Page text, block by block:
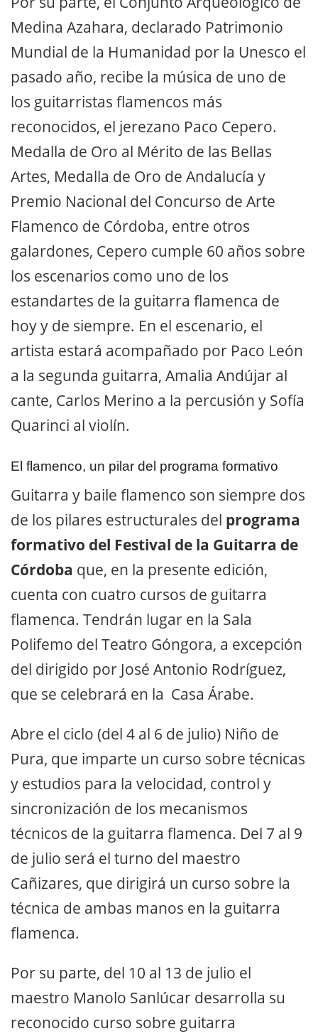
Medina Azahara, declarado Patrimonio
Mundial de la Humanidad por la Unesco el
pasado año, recibe la música de uno de
los guitarristas flamencos más
reconocidos, el jerezano Paco Cepero.
Medalla de Oro al Mérito de las Bellas
Artes, Medalla de Oro de Andalucía y
Premio Nacional del Concurso de Arte
Flamenco de Córdoba, entre otros
galardones, Cepero cumple 60 años sobre
los escenarios como uno de los
estandartes de la guitarra flamenca de
hoy y de siempre. En el escenario, el
artista estará acompañado por Paco León
a la segunda guitarra, Amalia Andújar al
cante, Carlos Merino a la percusión y Sofía
Quarinci al violín.
El flamenco, un pilar del programa formativo
Guitarra y baile flamenco son siempre dos
de los pilares estructurales del programa
formativo del Festival de la Guitarra de
Córdoba que, en la presente edición,
cuenta con cuatro cursos de guitarra
flamenca. Tendrán lugar en la Sala
Polifemo del Teatro Góngora, a excepción
del dirigido por José Antonio Rodríguez,
que se celebrará en la Casa Árabe.
Abre el ciclo (del 4 al 6 de julio) Niño de
Pura, que imparte un curso sobre técnicas
y estudios para la velocidad, control y
sincronización de los mecanismos
técnicos de la guitarra flamenca. Del 7 al 9
de julio será el turno del maestro
Cañizares, que dirigirá un curso sobre la
técnica de ambas manos en la guitarra
flamenca.
Por su parte, del 10 al 13 de julio el
maestro Manolo Sanlúcar desarrolla su
reconocido curso sobre guitarra